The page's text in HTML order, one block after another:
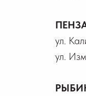
ул.
ул.